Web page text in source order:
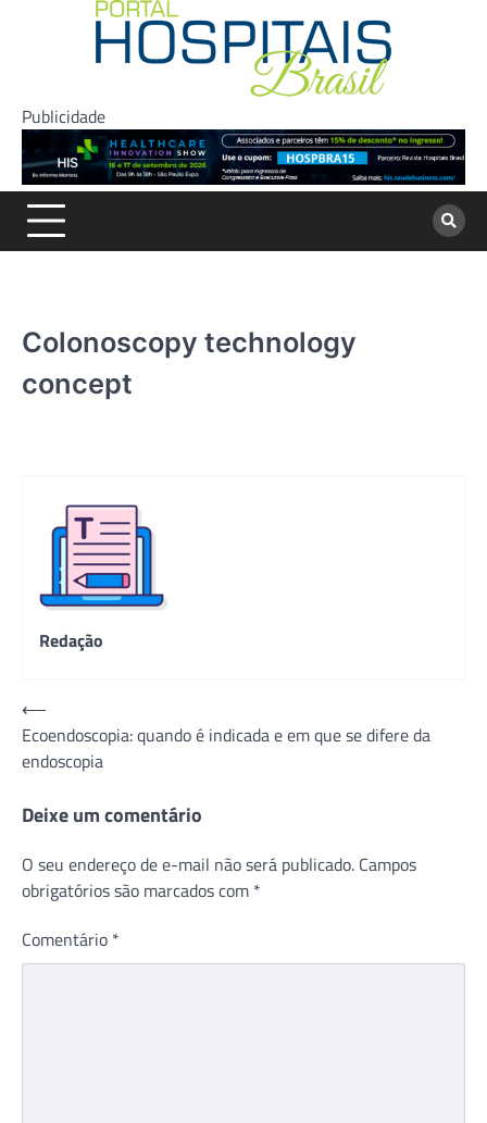
Publicidade
Colonoscopy technology
concept
Redação
Navegação
de
Post
⟵
Ecoendoscopia: quando é indicada e em que se difere da
endoscopia
Deixe um comentário
O seu endereço de e-mail não será publicado. Campos
obrigatórios são marcados com *
Comentário *